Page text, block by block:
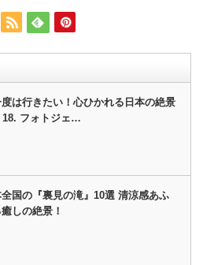
度は行きたい！心ひかれる日本の絶景
18. フォトジェ…
全国の『裏見の滝』10選 清涼感あふ
しの絶景！